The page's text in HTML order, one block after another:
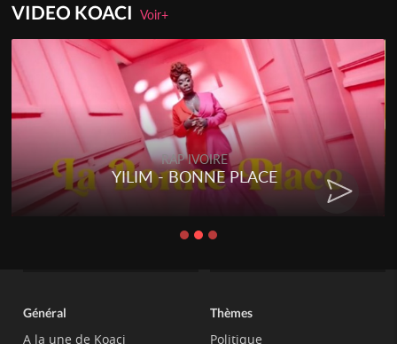
VIDEO KOACIVoir+
RAP IVOIRE
YILIM - BONNE PLACE
Général
A la une de Koaci
Thèmes
Politique